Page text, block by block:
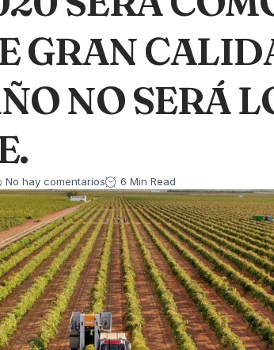
GRAN
NO SERÁ
No hay comentarios 6 Min Read